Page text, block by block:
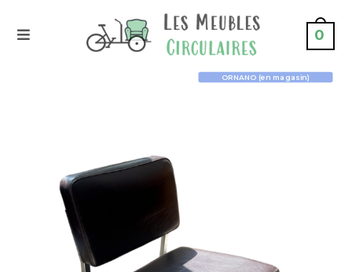
0
ORNANO (en magasin)